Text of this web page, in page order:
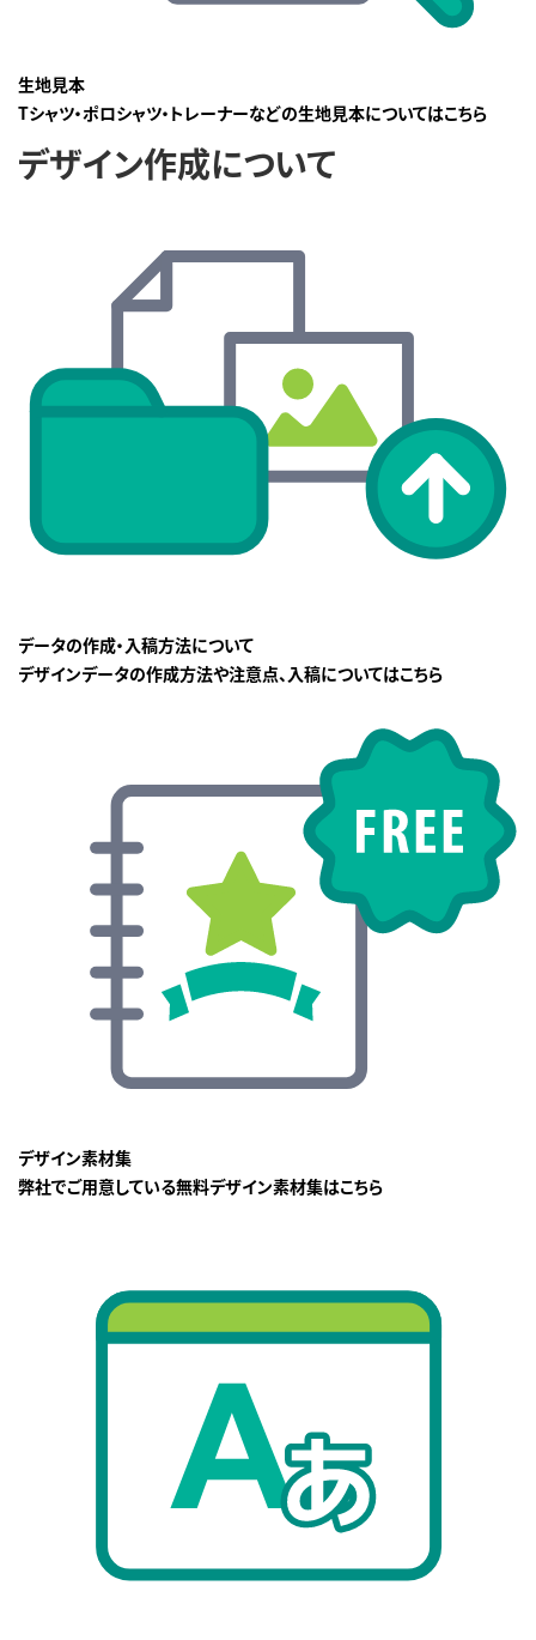
生地見本
Tシャツ・ポロシャツ・トレーナーなどの生地見本についてはこちら
デザイン作成について
データの作成・入稿方法について
デザインデータの作成方法や注意点、入稿についてはこちら
デザイン素材集
弊社でご用意している無料デザイン素材集はこちら